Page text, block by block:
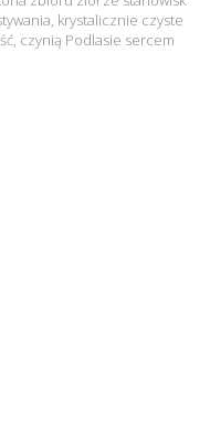
krystalicznie czyste
czynią Podlasie sercem